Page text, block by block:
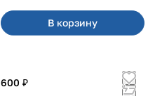
В корзину
600 ₽